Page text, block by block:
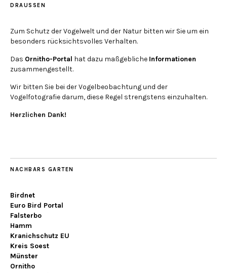
DRAUSSEN
Zum Schutz der Vogelwelt und der Natur bitten wir Sie um ein
besonders rücksichtsvolles Verhalten.
Das Ornitho-Portal hat dazu maßgebliche Informationen
zusammengestellt.
Wir bitten Sie bei der Vogelbeobachtung und der
Vogelfotografie darum, diese Regel strengstens einzuhalten.
Herzlichen Dank!
NACHBARS GARTEN
Birdnet
Euro Bird Portal
Falsterbo
Hamm
Kranichschutz EU
Kreis Soest
Münster
Ornitho